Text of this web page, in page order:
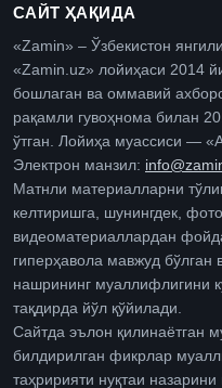
САЙТ ҲАҚИДА
«Zamin» – Ўзбекистон
«Zamin.uz» лойиҳаси 2014
бошлаган ва оммавий
рақамли гувоҳнома билан
ўтган. Лойиҳа муассиси —
Электрон манзил:
Матнли материалларни
келтиришга, шунингдек,
видеоматериаллардан
гиперҳавола мавжуд бўлган
нашрининг муаллифлигини
тақдирда йўл қўйилади.
Сайтда эълон қилинаётган
билдирилган фикрлар
таҳририяти нуқтаи